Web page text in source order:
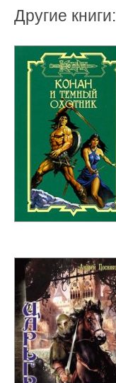
Другие книги: